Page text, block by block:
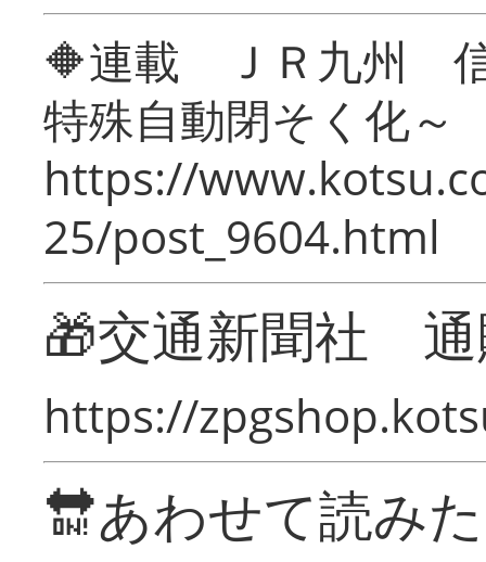
🔶連載 ＪＲ九州 信
特殊自動閉そく化～
https://
25/post_9604.html
🎁交通新聞社
https://
🔛あわせて読み